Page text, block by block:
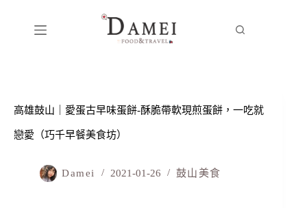
高雄鼓山｜愛蛋古早味蛋餅-酥脆帶軟現煎蛋餅，一吃就
戀愛（巧千早餐美食坊）
Damei 2021-01-26 鼓山美食